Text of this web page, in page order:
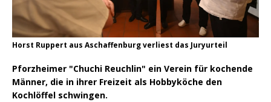
Horst Ruppert aus Aschaffenburg verliest das Juryurteil
Pforzheimer "Chuchi Reuchlin" ein Verein für kochende
Männer, die in ihrer Freizeit als Hobbyköche den
Kochlöffel schwingen.